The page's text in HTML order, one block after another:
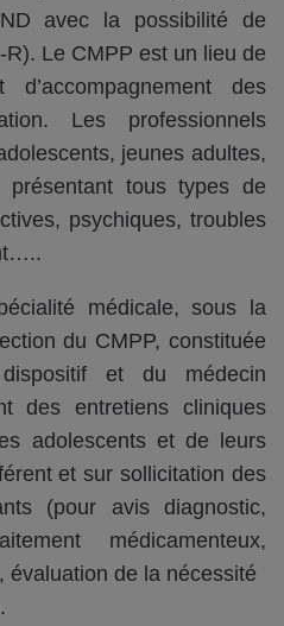
avec la possibilité de
Le CMPP est un lieu de
des
Les professionnels
jeunes adultes,
tous types de
psychiques, troubles
médicale, sous la
du CMPP, constituée
et du médecin
des entretiens cliniques
adolescents et de leurs
et sur sollicitation des
(pour avis diagnostic,
médicamenteux,
évaluation de la nécessité